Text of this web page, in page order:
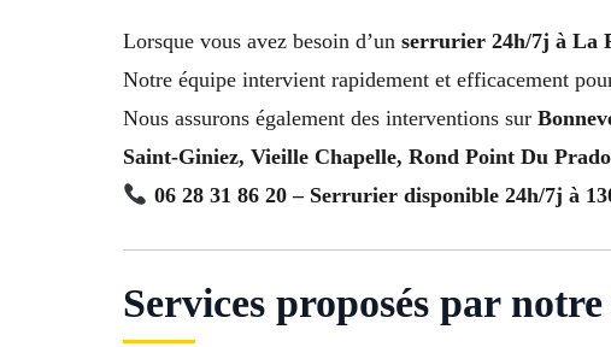
Lorsque vous avez besoin d’un serrurier 24h/7j à La
Notre équipe intervient rapidement et efficacement
Nous assurons également des interventions sur
Saint-Giniez, Vieille Chapelle, Rond Point Du Prado
06 28 31 86 20 – Serrurier disponible 24h/7j à
Services proposés par